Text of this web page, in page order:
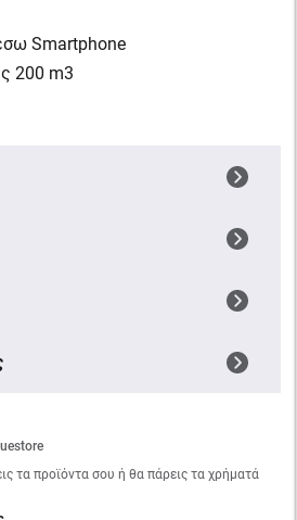
Smartphone
200 m3
τα προϊόντα σου ή θα πάρεις τα χρήματά